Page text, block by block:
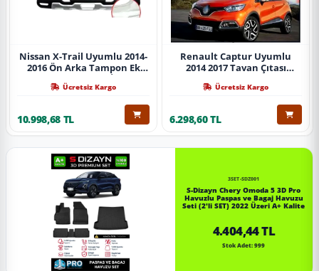
Nissan X-Trail Uyumlu 2014-
2016 Ön Arka Tampon Ek
Koruma Difüzör İthal
Ücretsiz Kargo
10.998,68 TL
Renault Captur Uyumlu
2014 2017 Tavan Çıtası
Ücretsiz Kargo
6.298,60 TL
3SET-SDZ001
S-Dizayn Chery Omoda 5 3D Pro
Havuzlu Paspas ve Bagaj Havuzu
Seti (2'li SET) 2022 Üzeri A+ Kalite
4.404,44 TL
Stok Adet: 999